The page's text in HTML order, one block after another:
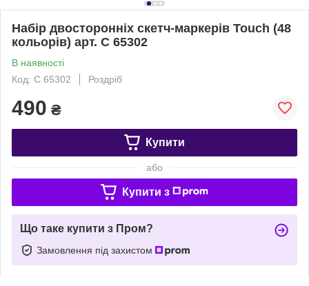
Набір двосторонніх скетч-маркерів Touch (48
кольорів) арт. C 65302
В наявності
Код: C 65302
Роздріб
490 ₴
Купити
або
Купити з
Що таке купити з Пром?
Замовлення під захистом